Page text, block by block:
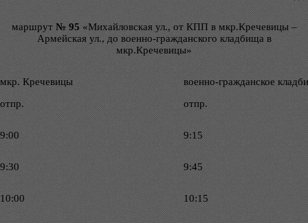
маршрут № 95 «Михайловская ул., от КПП в мкр.Кречевицы –
Армейская ул., до военно-гражданского кладбища в
мкр.Кречевицы»
мкр. Кречевицы
отпр.
военно-гражданское
отпр.
9:00 9:15
9:30 9:45
10:00 10:15